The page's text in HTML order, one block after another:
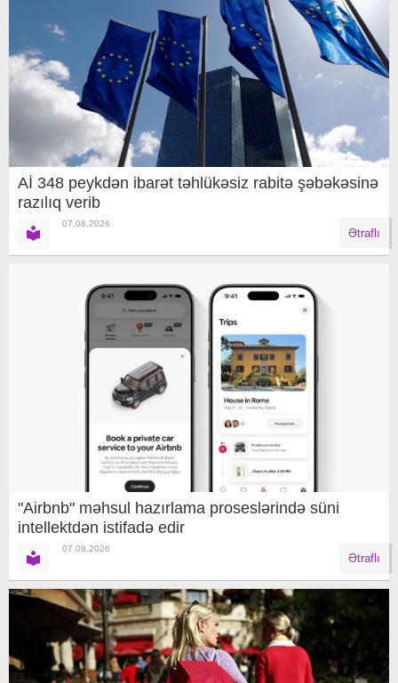
Aİ 348 peykdən ibarət təhlükəsiz rabitə şəbəkəsinə
razılıq verib
07.08.2026
Ətraflı
"Airbnb" məhsul hazırlama proseslərində süni
intellektdən istifadə edir
07.08.2026
Ətraflı